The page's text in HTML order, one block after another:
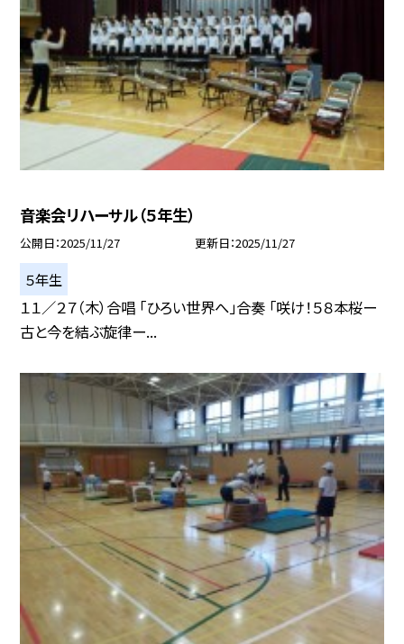
音楽会リハーサル（５年生）
公開日 2025/11/27 更新日 2025/11/27
５年生
１１／２７（木）合唱 「ひろい世界へ」合奏 「咲け！５８本桜ー
古と今を結ぶ旋律ー...